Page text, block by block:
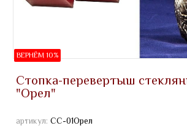
ВЕРНЁМ 10%
Стопка-перевертыш
"Орел"
артикул: СС-01Орел